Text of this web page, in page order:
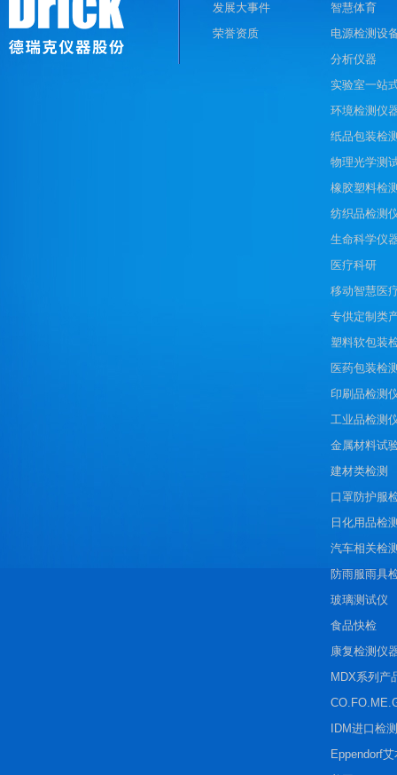
发展大事件
荣誉资质
智慧体育
电源检测设
分析仪器
实验室一站
环境检测仪
纸品包装检
物理光学测
橡胶塑料检
纺织品检测
生命科学仪
医疗科研
移动智慧医
专供定制类
塑料软包装
医药包装检
印刷品检测
工业品检测
金属材料试
建材类检测
口罩防护服
日化用品检
汽车相关检
防雨服雨具
玻璃测试仪
食品快检
康复检测仪
MDX系列产
IDM进口检
Eppendorf